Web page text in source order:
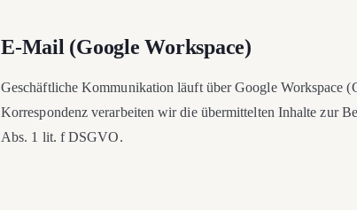
E-Mail (Google Workspace)
Geschäftliche Kommunikation läuft über Google
Korrespondenz verarbeiten wir die übermittelten Inhalte zur
Abs. 1 lit. f DSGVO.